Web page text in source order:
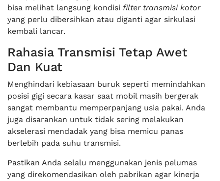
bisa melihat langsung kondisi filter transmisi kotor
yang perlu dibersihkan atau diganti agar sirkulasi
kembali lancar.
Rahasia Transmisi Tetap Awet
Dan Kuat
Menghindari kebiasaan buruk seperti memindahkan
posisi gigi secara kasar saat mobil masih bergerak
sangat membantu memperpanjang usia pakai. Anda
juga disarankan untuk tidak sering melakukan
akselerasi mendadak yang bisa memicu panas
berlebih pada suhu transmisi.
Pastikan Anda selalu menggunakan jenis pelumas
yang direkomendasikan oleh pabrikan agar kinerja